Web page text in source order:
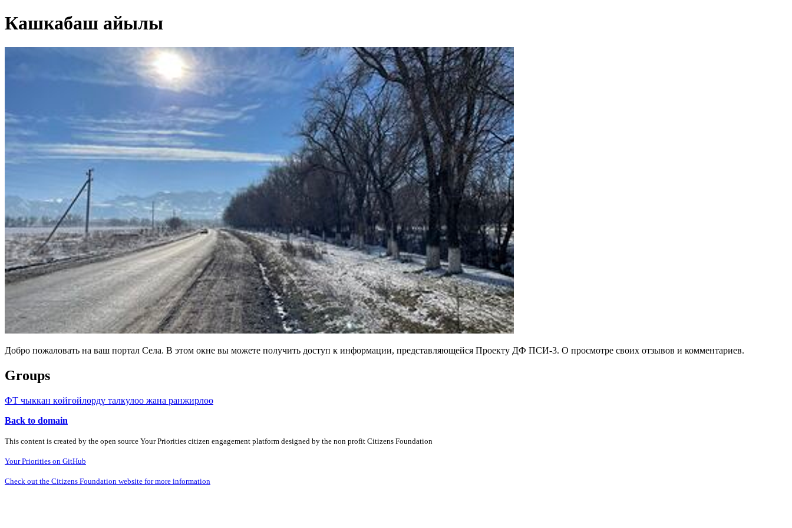
Кашкабаш айылы
Добро пожаловать на ваш портал Села. В этом окне вы можете получить доступ к информации, представляющейся Проекту ДФ ПСИ-3. О просмотре своих отзывов и комментариев.
Groups
ФТ чыккан көйгөйлөрдү талкулоо жана ранжирлөө
Back to domain
This content is created by the open source Your Priorities citizen engagement platform designed by the non profit Citizens Foundation
Your Priorities on GitHub
Check out the Citizens Foundation website for more information